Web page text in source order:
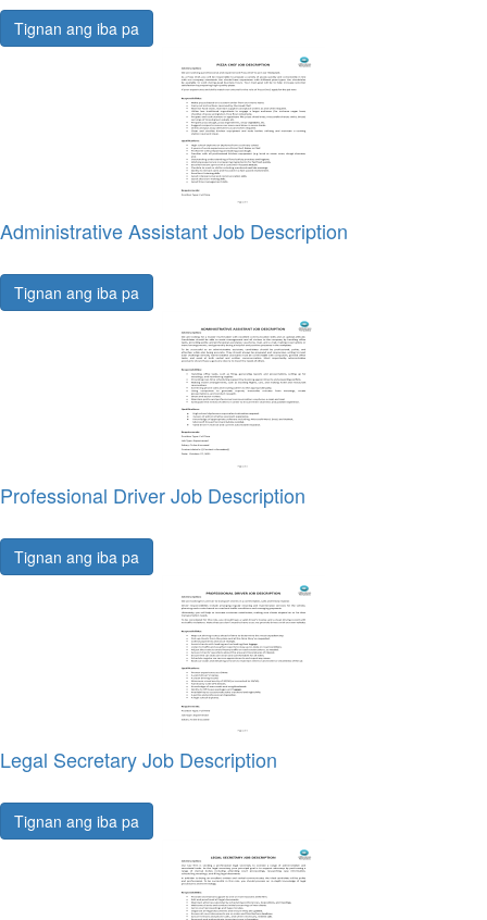
Tignan ang iba pa
Administrative Assistant Job Description
Tignan ang iba pa
Professional Driver Job Description
Tignan ang iba pa
Legal Secretary Job Description
Tignan ang iba pa